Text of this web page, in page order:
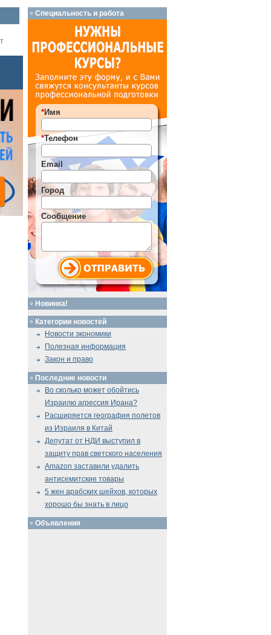
Специальность и работа
*Имя
*Телефон
Email
Город
Сообщение
Новинка!
Категории новостей
Новости экономики
Полезная информация
Закон и право
Последние новости
Во сколько может обойтись
Израилю агрессия Ирана?
Расширяется география полетов
из Израиля в Китай
Депутат от НДИ выступил в
защиту прав светского населения
Amazon заставили удалить
антисемитские товары
5 жен арабских шейхов, которых
хорошо бы знать в лицо
Объявления